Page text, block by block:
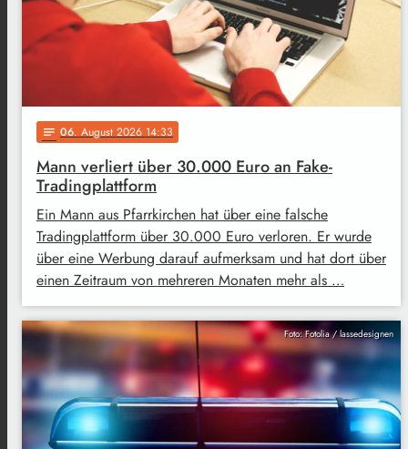
notes 06. August 2026 14:33
Mann verliert über 30.000 Euro an Fake-
Tradingplattform
Ein Mann aus Pfarrkirchen hat über eine falsche
Tradingplattform über 30.000 Euro verloren. Er wurde
über eine Werbung darauf aufmerksam und hat dort über
einen Zeitraum von mehreren Monaten mehr als …
Foto: Fotolia / lassedesignen